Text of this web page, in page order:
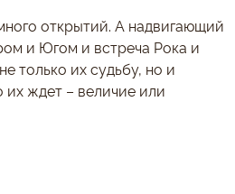
открытий. А надвигающий
и Югом и встреча Рока и
только их судьбу, но и
их ждет – величие или